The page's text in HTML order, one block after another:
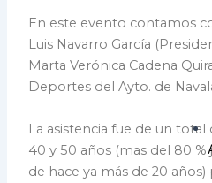
En este evento contamos
Luis Navarro García
Marta Verónica Cadena
Deportes del Ayto. de
La asistencia fue de un
40 y 50 años (mas del 80 %
de hace ya más de 20